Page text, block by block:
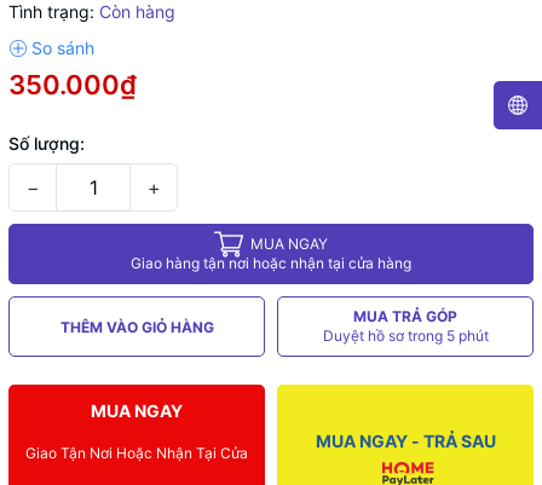
Tình trạng: Còn hàng
350.000₫
Số lượng:
− +
MUA NGAY
Giao hàng tận nơi hoặc nhận tại cửa hàng
THÊM VÀO GIỎ HÀNG
MUA TRẢ GÓP
Duyệt hồ sơ trong 5 phút
MUA NGAY
Giao Tận Nơi Hoặc Nhận Tại Cửa
MUA NGAY - TRẢ SAU